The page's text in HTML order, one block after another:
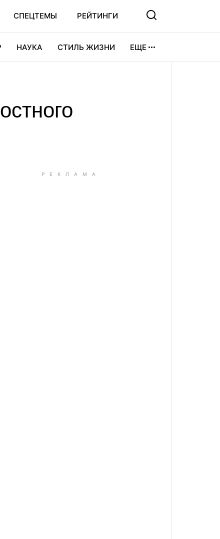
СПЕЦТЕМЫ РЕЙТИНГИ
НАУКА СТИЛЬ ЖИЗНИ ЕЩЕ